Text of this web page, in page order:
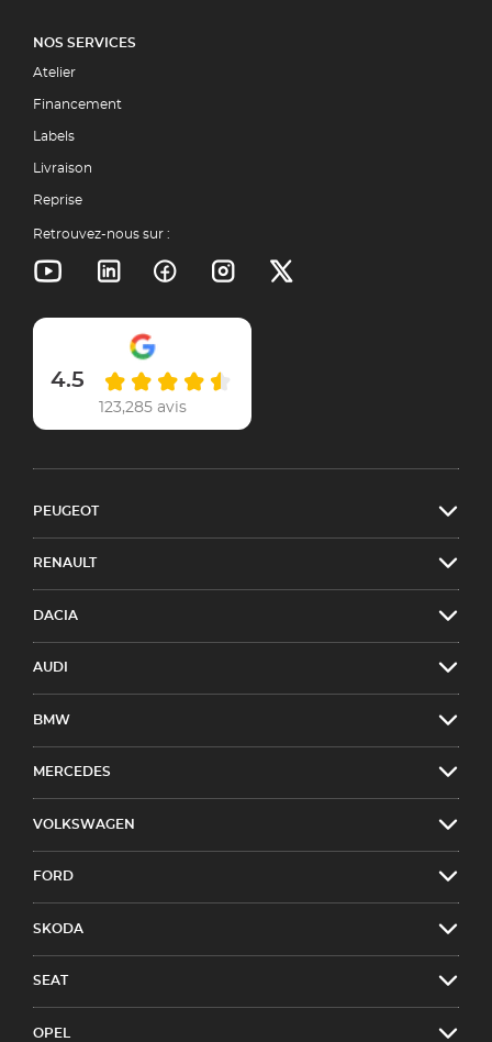
NOS SERVICES
Atelier
Financement
Labels
Livraison
Reprise
Retrouvez-nous sur :
4.5
123,285 avis
PEUGEOT
RENAULT
DACIA
AUDI
BMW
MERCEDES
VOLKSWAGEN
FORD
SKODA
SEAT
OPEL